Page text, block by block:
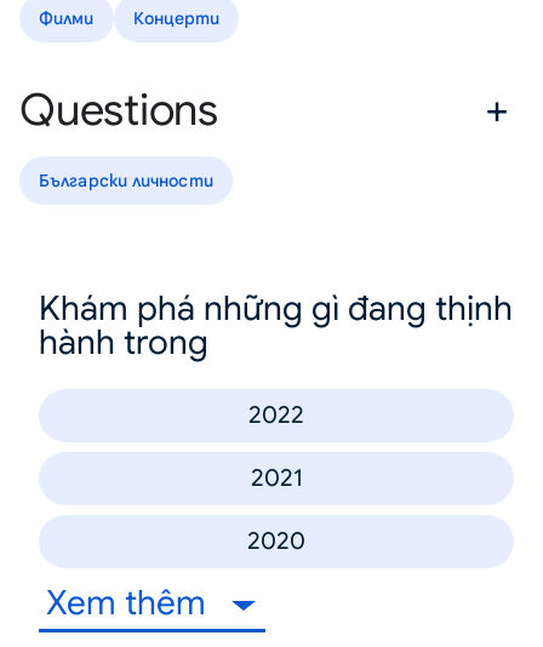
Филми Концерти
Questions
Български личности
Khám phá những gì đang thịnh
hành trong
2022
2021
2020
Xem thêm